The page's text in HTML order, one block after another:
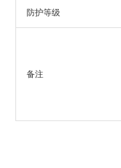
防护等级
备注